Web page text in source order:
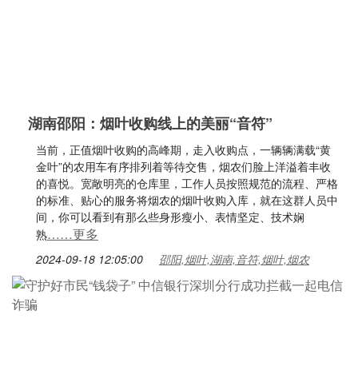
湖南邵阳：烟叶收购线上的美丽“音符”
当前，正值烟叶收购的高峰期，走入收购点，一辆辆满载“黄
金叶”的农用车有序排列着等待交售，烟农们脸上洋溢着丰收
的喜悦。宽敞明亮的仓库里，工作人员按照规范的流程、严格
的标准、贴心的服务将烟农的烟叶收购入库，就在这群人员中
间，你可以看到有那么些身形瘦小、表情坚定、技术娴
熟……更多
2024-09-18 12:05:00 邵阳,烟叶,湖南,音符,烟叶,烟农